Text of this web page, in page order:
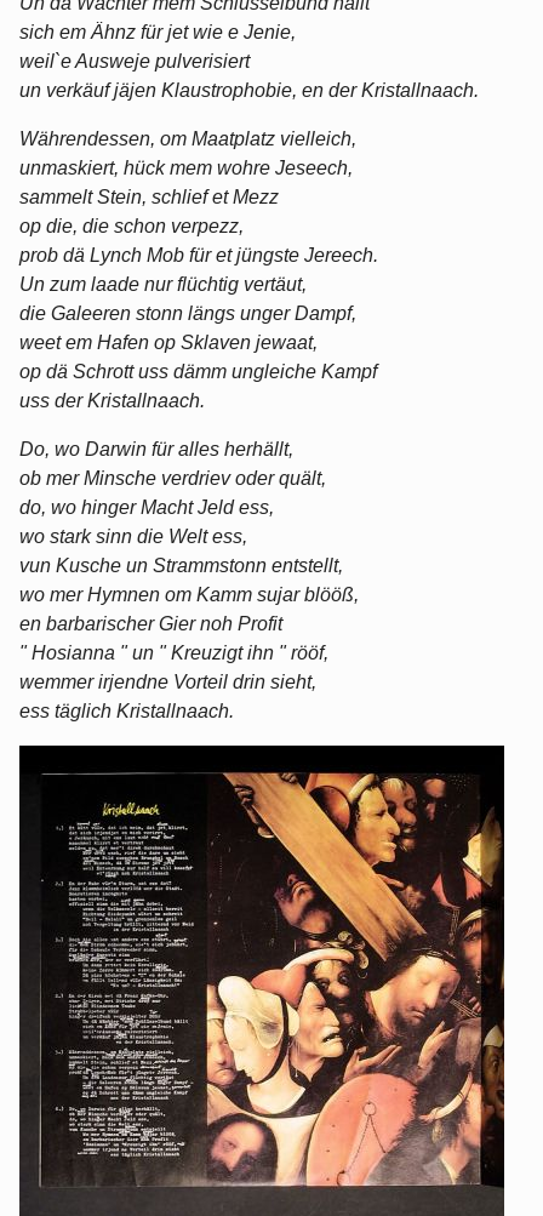
sich em Ähnz für jet wie e Jenie,
weil`e Ausweje pulverisiert
un verkäuf jäjen Klaustrophobie, en der Kristallnaach.
Währendessen, om Maatplatz vielleich,
unmaskiert, hück mem wohre Jeseech,
sammelt Stein, schlief et Mezz
op die, die schon verpezz,
prob dä Lynch Mob für et jüngste Jereech.
Un zum laade nur flüchtig vertäut,
die Galeeren stonn längs unger Dampf,
weet em Hafen op Sklaven jewaat,
op dä Schrott uss dämm ungleiche Kampf
uss der Kristallnaach.
Do, wo Darwin für alles herhällt,
ob mer Minsche verdriev oder quält,
do, wo hinger Macht Jeld ess,
wo stark sinn die Welt ess,
vun Kusche un Strammstonn entstellt,
wo mer Hymnen om Kamm sujar blööß,
en barbarischer Gier noh Profit
" Hosianna " un " Kreuzigt ihn " rööf,
wemmer irjendne Vorteil drin sieht,
ess täglich Kristallnaach.